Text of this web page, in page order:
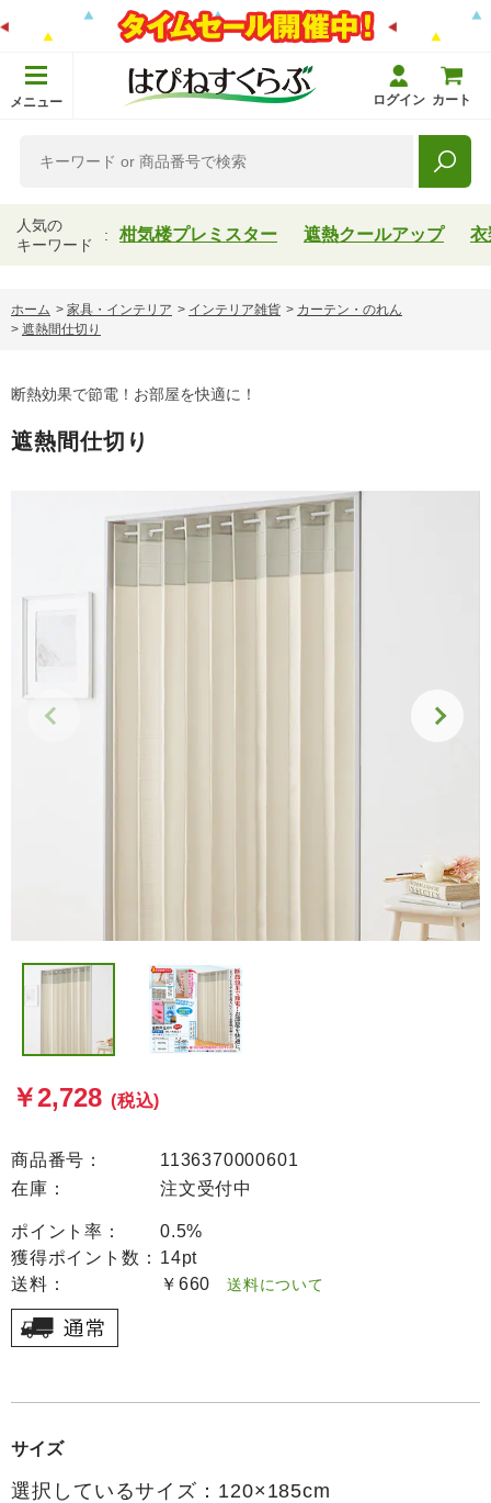
メニュー ログイン カート
人気の
キーワード
柑気楼プレミスター 遮熱クールアップ 衣
ホーム > 家具・インテリア > インテリア雑貨 > カーテン・のれん
> 遮熱間仕切り
断熱効果で節電！お部屋を快適に！
遮熱間仕切り
￥2,728 (税込)
商品番号：
1136370000601
在庫：
注文受付中
ポイント率：
0.5%
獲得ポイント数： 14pt
送料：
￥660 送料について
サイズ
選択しているサイズ：120×185cm